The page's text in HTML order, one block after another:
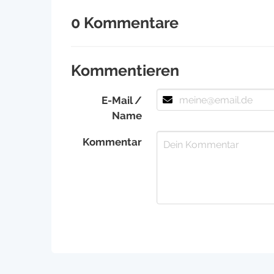
0 Kommentare
Kommentieren
E-Mail /
Name
Kommentar